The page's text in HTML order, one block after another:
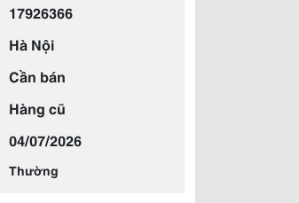
17926366
Hà Nội
Cần bán
Hàng cũ
04/07/2026
Thường